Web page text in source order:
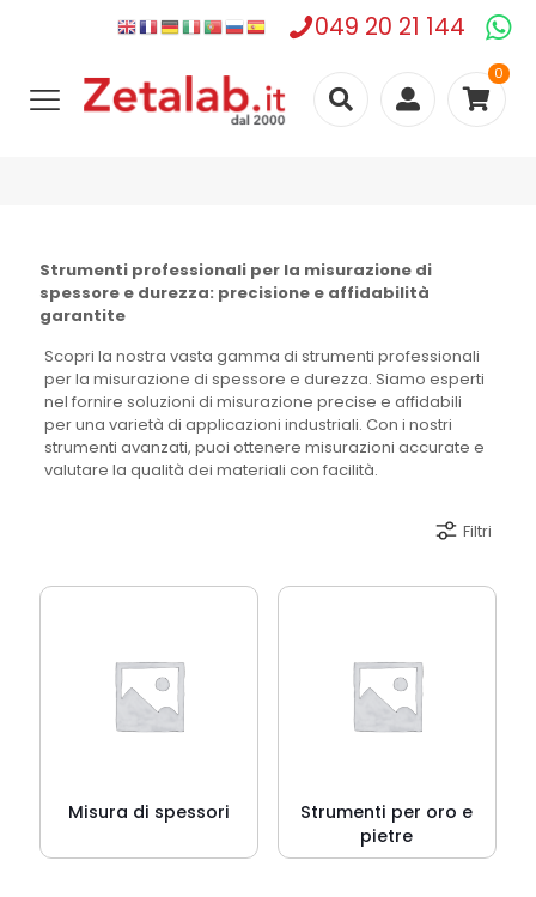
049 20 21 144
0
Strumenti professionali per la misurazione di
spessore e durezza: precisione e affidabilità
garantite
Scopri la nostra vasta gamma di strumenti professionali
per la misurazione di spessore e durezza. Siamo esperti
nel fornire soluzioni di misurazione precise e affidabili
per una varietà di applicazioni industriali. Con i nostri
strumenti avanzati, puoi ottenere misurazioni accurate e
valutare la qualità dei materiali con facilità.
Filtri
Misura di spessori
Strumenti per oro e
pietre